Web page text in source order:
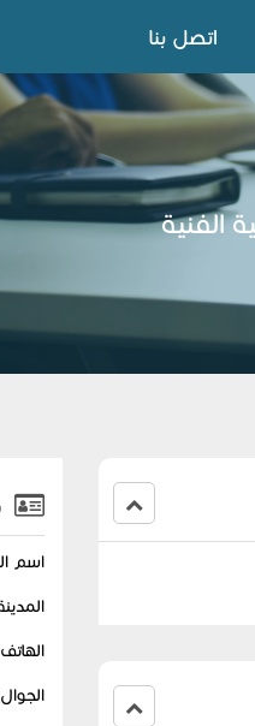
اتصل بنا
الفنية
اسم
الهاتف: